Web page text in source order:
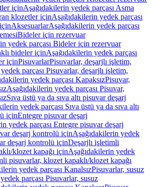
içinAşağıdakilerin yedek parçası Asma
klozetler içinAşağıdakilerin yedek parçası
AksesuarlarAşağıdakilerin yedek parçası
Bideler için rezervuar
yedek parçası Bideler için rezervuar
bideler içinAşağıdakilerin yedek parçası
içinPisuvarlarPisuvarlar, deşarjlı işletim,
parçası Pisuvarlar, deşarjlı işletim,
yedek parçası KapaksızPisuvar,
Aşağıdakilerin yedek parçası Pisuvar,
Sıva üstü ya da sıva altı pisuvar deşarj
yedek parçası Sıva üstü ya da sıva altı
içinEntegre pisuvar deşarj
yedek parçası Entegre pisuvar deşarj
deşarj kontrolü içinAşağıdakilerin yedek
deşarj kontrolü içinDeşarjlı işletimli
klozet kapağı içinAşağıdakilerin yedek
pisuvarlar, klozet kapaklı/klozet kapağı
yedek parçası KanalsızPisuvarlar, susuz
parçası Pisuvarlar, susuz